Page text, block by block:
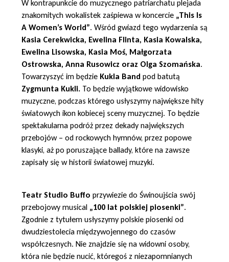
W kontrapunkcie do muzycznego patriarchatu plejada
znakomitych wokalistek zaśpiewa w koncercie „This Is
A Women’s World”. Wśród gwiazd tego wydarzenia są
Kasia Cerekwicka, Ewelina Flinta, Kasia Kowalska,
Ewelina Lisowska, Kasia Moś, Małgorzata
Ostrowska, Anna Rusowicz oraz Olga Szomańska.
Towarzyszyć im będzie Kukla Band pod batutą
Zygmunta Kukli. To będzie wyjątkowe widowisko
muzyczne, podczas którego usłyszymy największe hity
światowych ikon kobiecej sceny muzycznej. To będzie
spektakularna podróż przez dekady największych
przebojów – od rockowych hymnów, przez popowe
klasyki, aż po poruszające ballady, które na zawsze
zapisały się w historii światowej muzyki.
Teatr Studio Buffo przywiezie do Świnoujścia swój
przebojowy musical „100 lat polskiej piosenki”.
Zgodnie z tytułem usłyszymy polskie piosenki od
dwudziestolecia międzywojennego do czasów
współczesnych. Nie znajdzie się na widowni osoby,
która nie będzie nucić, któregoś z niezapomnianych